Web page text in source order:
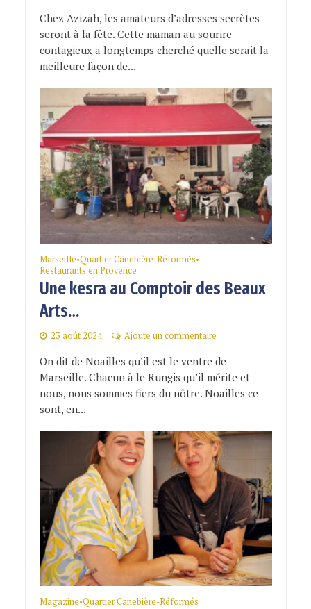
Chez Azizah, les amateurs d’adresses secrètes
seront à la fête. Cette maman au sourire
contagieux a longtemps cherché quelle serait la
meilleure façon de...
Marseille•Quartier Canebière-Réformés•
Restaurants en Provence
Une kesra au Comptoir des Beaux
Arts…
23 août 2024 Ajoute un commentaire
On dit de Noailles qu’il est le ventre de
Marseille. Chacun à le Rungis qu’il mérite et
nous, nous sommes fiers du nôtre. Noailles ce
sont, en...
Magazine•Quartier Canebière-Réformés